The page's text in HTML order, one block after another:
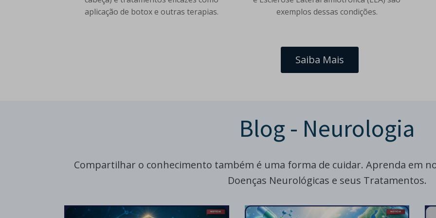
aplicação de botox e outras terapias.
exemplos dessas condições.
Saiba Mais
Blog - Neurologia
Compartilhar o conhecimento também é uma forma de cuidar. Aprenda em
Doenças Neurológicas e seus Tratamentos.